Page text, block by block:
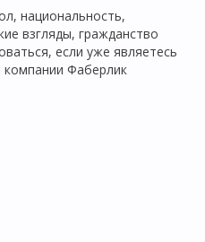
национальность,
взгляды, гражданство
если уже являетесь
Фаберлик